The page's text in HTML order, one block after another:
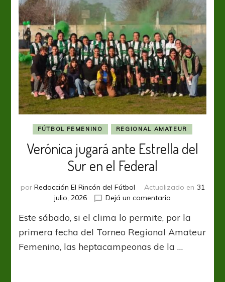
FÚTBOL FEMENINO REGIONAL AMATEUR
Verónica jugará ante Estrella del
Sur en el Federal
por Redacción El Rincón del Fútbol Actualizado en 31
julio, 2026
Dejá un comentario
jugará
ante
del
Este sábado, si el clima lo permite, por la
primera fecha del Torneo Regional Amateur
Femenino, las heptacampeonas de la …